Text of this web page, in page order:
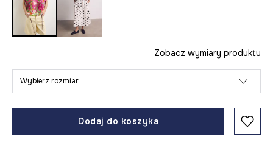
Zobacz wymiary produktu
Wybierz rozmiar
Dodaj do koszyka